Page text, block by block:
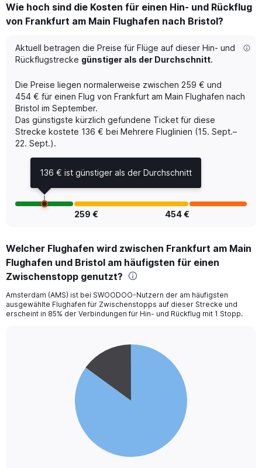
Range:
12
The
chart
has
Y
axis
displaying
values.
Range:
0
Wie hoch sind die Kosten für einen Hin- und Rückflug
von Frankfurt am Main Flughafen nach Bristol?
Aktuell betragen die Preise für Flüge auf dieser Hin- und
Rückflugstrecke günstiger als der Durchschnitt.
Die Preise liegen normalerweise zwischen 259 € und
454 € für einen Flug von Frankfurt am Main Flughafen nach
Bristol im September.
Das günstigste kürzlich gefundene Ticket für diese
Strecke kostete 136 € bei Mehrere Fluglinien (15. Sept.–
22. Sept.).
259 € 454 €
Welcher Flughafen wird zwischen Frankfurt am Main
Flughafen und Bristol am häufigsten für einen
Zwischenstopp genutzt?
Amsterdam (AMS) ist bei SWOODOO-Nutzern der am häufigsten
ausgewählte Flughafen für Zwischenstopps auf dieser Strecke und
erscheint in 85% der Verbindungen für Hin- und Rückflug mit 1 Stopp.
136 € ist günstiger als der Durchschnitt